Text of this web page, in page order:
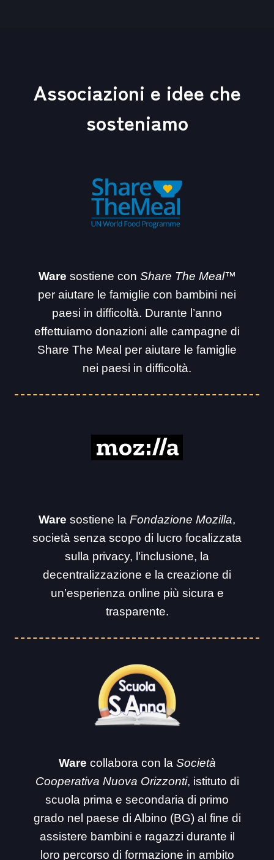
Associazioni e idee che
sosteniamo
Ware sostiene con Share The Meal™
per aiutare le famiglie con bambini nei
paesi in difficoltà. Durante l’anno
effettuiamo donazioni alle campagne di
Share The Meal per aiutare le famiglie
nei paesi in difficoltà.
Ware sostiene la Fondazione Mozilla,
società senza scopo di lucro focalizzata
sulla privacy, l’inclusione, la
decentralizzazione e la creazione di
un’esperienza online più sicura e
trasparente.
Ware collabora con la Società
Cooperativa Nuova Orizzonti, istituto di
scuola prima e secondaria di primo
grado nel paese di Albino (BG) al fine di
assistere bambini e ragazzi durante il
loro percorso di formazione in ambito